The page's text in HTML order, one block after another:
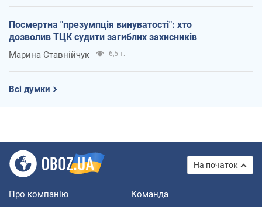
Посмертна "презумпція винуватості": хто
дозволив ТЦК судити загиблих захисників
Марина Ставнійчук 6,5 т.
Всі думки
На початок
Про компанію Команда